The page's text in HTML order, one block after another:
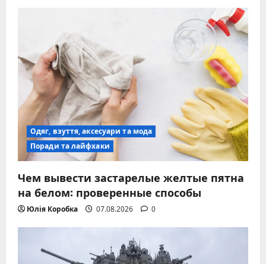
Одяг, взуття, аксесуари та мода
Поради та лайфхаки
Чем вывести застарелые желтые пятна
на белом: проверенные способы
Юлія Коробка 07.08.2026 0